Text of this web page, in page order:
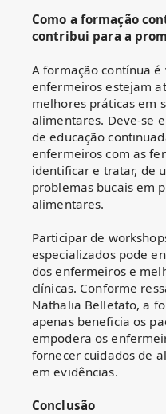
Como a formação
contribui para a
A formação contínua
enfermeiros estejam
melhores práticas em
alimentares. Deve-se
de educação
enfermeiros com as
identificar e tratar, de
problemas bucais em
alimentares.
Participar de
especializados pode
dos enfermeiros e
clínicas. Conforme
Nathalia Belletato, a
apenas beneficia os
empodera os
fornecer cuidados de
em evidências.
Conclusão